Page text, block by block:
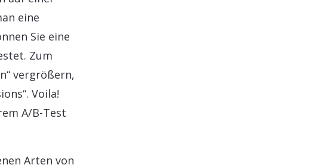
eine
Sie eine
Zum
vergrößern,
Voila!
A/B-Test
Arten von